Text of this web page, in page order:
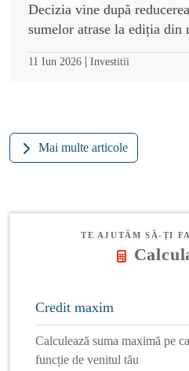
Decizia vine după
sumelor atrase la ediția din
11 Iun 2026 | Investitii
Mai multe articole
TE AJUTĂM SĂ-ȚI
Credit maxim
Calculează suma maximă pe
funcție de venitul tău